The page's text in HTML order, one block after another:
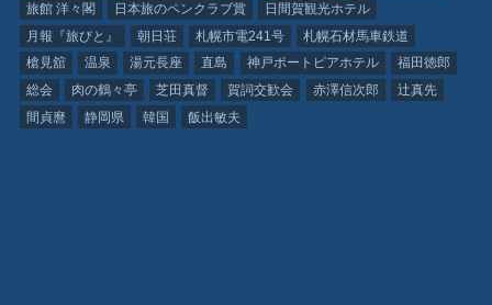
旅館 洋々閣
日本旅のペンクラブ賞
日間賀観光ホテル
月報『旅びと』
朝日荘 札幌市電241号
札幌石材馬車鉄道
槍見舘
温泉 湯元長座 直島 神戸ポートピアホテル
福田徳郎
総会
肉の鶴々亭 芝田真督 賀詞交歓会 赤澤信次郎
辻真先
間貞麿
静岡県 韓国 飯出敏夫